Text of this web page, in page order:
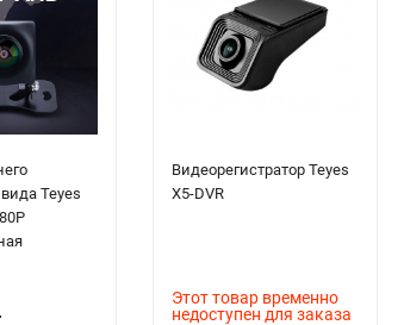
Teyes
Видеорегистратор Teyes
X5-DVR
Этот товар временно
недоступен для заказа